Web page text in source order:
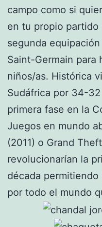
campo como si
en tu propio
segunda
Saint-Germain para
niños/as. Histórica
Sudáfrica por 34-
primera fase en la
Juegos en mundo
(2011) o Grand
revolucionarían la
década
por todo el mundo